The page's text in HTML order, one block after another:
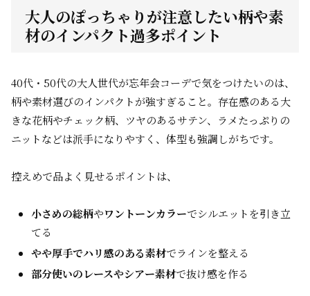
大人のぽっちゃりが注意したい柄や素
材のインパクト過多ポイント
40代・50代の大人世代が忘年会コーデで気をつけたいのは、
柄や素材選びのインパクトが強すぎること。存在感のある大
きな花柄やチェック柄、ツヤのあるサテン、ラメたっぷりの
ニットなどは派手になりやすく、体型も強調しがちです。
控えめで品よく見せるポイントは、
小さめの総柄やワントーンカラーでシルエットを引き立
てる
やや厚手でハリ感のある素材でラインを整える
部分使いのレースやシアー素材で抜け感を作る